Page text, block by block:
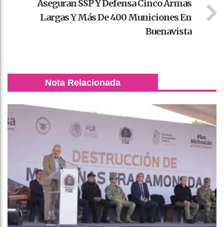
Aseguran SSP Y Defensa Cinco Armas
Largas Y Más De 400 Municiones En
Buenavista
Nota Relacionada